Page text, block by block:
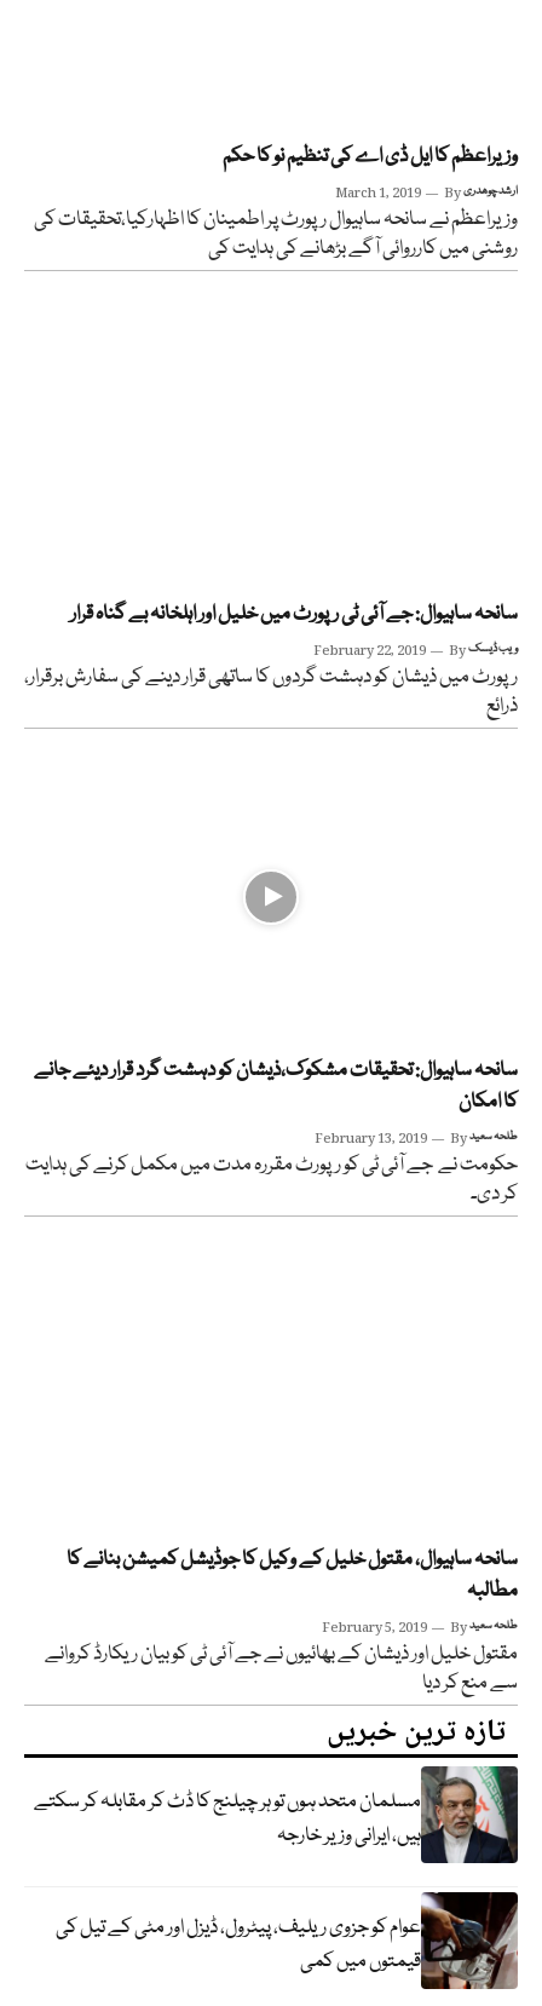
وزیراعظم کا ایل ڈی اے کی تنظیم نو کا حکم
March 1, 2019 Byارشد چوھدری
وزیراعظم نے سانحہ ساہیوال رپورٹ پر اطمینان کا اظہارکیا،تحقیقات کی
روشنی میں کارروائی آگے بڑھانے کی ہدایت کی
سانحہ ساہیوال: جے آئی ٹی رپورٹ میں خلیل اور اہلخانہ بے گناہ قرار
February 22, 2019 Byویب ڈیسک
رپورٹ میں ذیشان کو دہشت گردوں کا ساتھی قرار دینے کی سفارش برقرار،
ذرائع
سانحہ ساہیوال: تحقیقات مشکوک،ذیشان کو دہشت گرد قرار دیئے جانے
کا امکان
February 13, 2019 Byطلحہ سعید
حکومت نے جے آئی ٹی کو رپورٹ مقررہ مدت میں مکمل کرنے کی ہدایت
کر دی۔
سانحہ ساہیوال، مقتول خلیل کے وکیل کا جوڈیشل کمیشن بنانے کا
مطالبہ
February 5, 2019 Byطلحہ سعید
مقتول خلیل اور ذیشان کے بھائیوں نے جے آئی ٹی کو بیان ریکارڈ کروانے
سے منع کر دیا
تازہ ترین خبریں
مسلمان متحد ہوں تو ہر چیلنج کا ڈٹ کر مقابلہ کر سکتے
ہیں، ایرانی وزیر خارجہ
عوام کو جزوی ریلیف، پیٹرول، ڈیزل اور مٹی کے تیل کی
قیمتوں میں کمی